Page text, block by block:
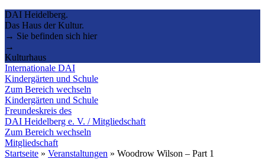
DAI Heidelberg.
Das Haus der Kultur.
→ Sie befinden sich hier
→
Kulturhaus
Internationale DAI
Kindergärten und Schule
Zum Bereich wechseln
Kindergärten und Schule
Freundeskreis des
DAI Heidelberg e. V. / Mitgliedschaft
Zum Bereich wechseln
Mitgliedschaft
Startseite » Veranstaltungen » Woodrow Wilson – Part 1